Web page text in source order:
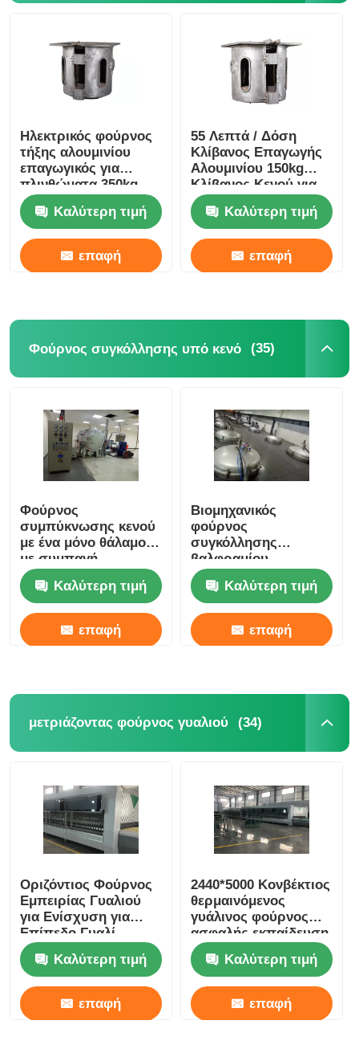
Ηλεκτρικός φούρνος
τήξης αλουμινίου
επαγωγικός για
πλινθώματα 350kg
Βάρος Ανθεκτικός
Καλύτερη τιμή
επαφή
55 Λεπτά / Δόση
Κλίβανος Επαγωγής
Αλουμινίου 150kg
Κλίβανος Κενού για
Μπλόκ Σταθερός
Καλύτερη τιμή
επαφή
Φούρνος συγκόλλησης υπό κενό (35)
Φούρνος
συμπύκνωσης κενού
με ένα μόνο θάλαμο
με συμπαγή
κατακόρυφη δομή
Καλύτερη τιμή
επαφή
Βιομηχανικός
φούρνος
συγκόλλησης
βαλφραμίου-
καρβιδίου / Μεγάλος
φούρνος
γραφιτισμού
Καλύτερη τιμή
επαφή
μετριάζοντας φούρνος γυαλιού (34)
Οριζόντιος Φούρνος
Εμπειρίας Γυαλιού
για Ενίσχυση για
Επίπεδο Γυαλί
Κτιρίων
Καλύτερη τιμή
επαφή
2440*5000 Κονβέκτιος
θερμαινόμενος
γυάλινος φούρνος
ασφαλής εκπαίδευση
Διαθέσιμη
συντήρησηΚαλύτερη τιμή
επαφή